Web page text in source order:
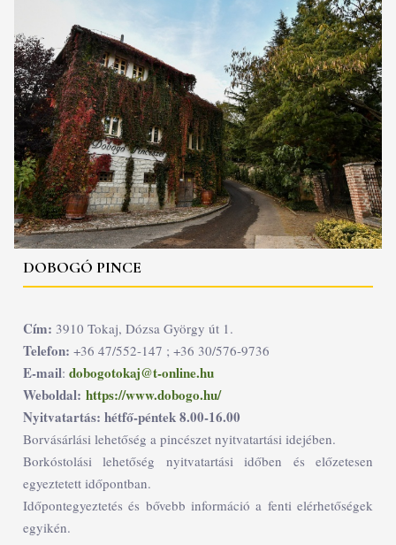
DOBOGÓ PINCE
Cím: 3910 Tokaj, Dózsa György út 1.
Telefon: +36 47/552-147 ; +36 30/576-9736
E-mail: dobogotokaj@t-online.hu
Weboldal: https://www.dobogo.hu/
Nyitvatartás: hétfő-péntek 8.00-16.00
Borvásárlási lehetőség a pincészet nyitvatartási idejében.
Borkóstolási lehetőség nyitvatartási időben és előzetesen
egyeztetett időpontban.
Időpontegyeztetés és bővebb információ a fenti elérhetőségek
egyikén.